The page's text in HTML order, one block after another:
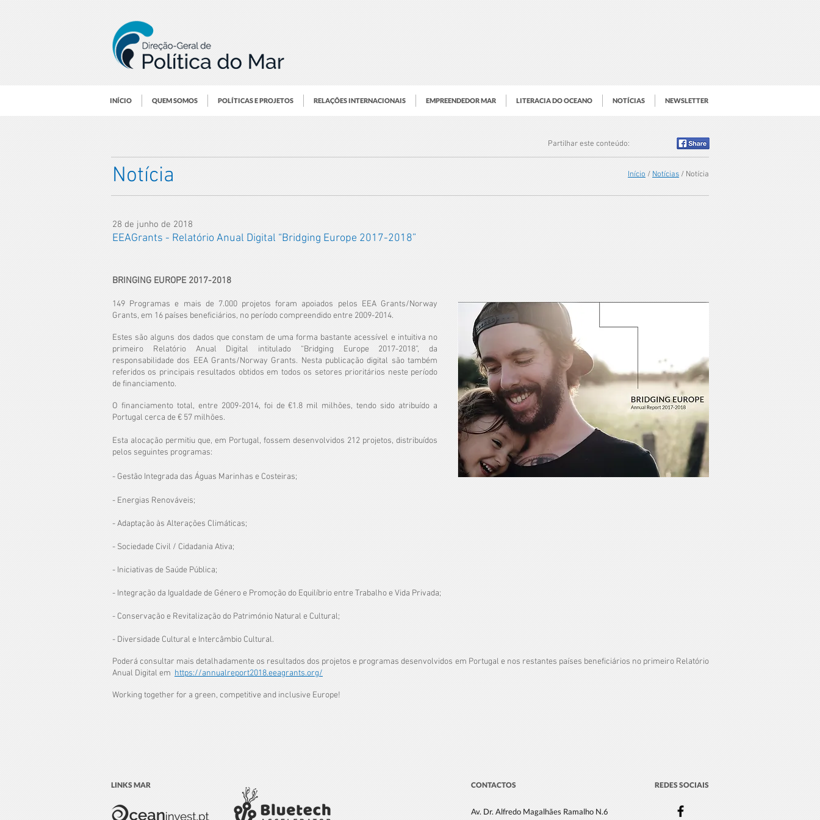
INÍCIO QUEM SOMOS POLÍTICAS E PROJETOS RELAÇÕES INTERNACIONAIS EMPREENDEDOR MAR LITERACIA DO OCEANO NOTÍCIAS NEWSLETTER
Notícia Início / Notícias / Notícia
28 de junho de 2018
EEAGrants - Relatório Anual Digital “Bridging Europe 2017-2018”
BRINGING EUROPE 2017-2018
149 Programas e mais de 7.000 projetos foram apoiados pelos EEA Grants/Norway
Grants, em 16 países beneficiários, no período compreendido entre 2009-2014.
Estes são alguns dos dados que constam de uma forma bastante acessível e intuitiva no
primeiro Relatório Anual Digital intitulado “Bridging Europe 2017-2018”, da
responsabilidade dos EEA Grants/Norway Grants. Nesta publicação digital são também
referidos os principais resultados obtidos em todos os setores prioritários neste período
de financiamento.
O financiamento total, entre 2009-2014, foi de €1.8 mil milhões, tendo sido atribuído a
Portugal cerca de € 57 milhões.
Esta alocação permitiu que, em Portugal, fossem desenvolvidos 212 projetos, distribuídos
pelos seguintes programas:
- Gestão Integrada das Águas Marinhas e Costeiras;
- Energias Renováveis;
- Adaptação às Alterações Climáticas;
- Sociedade Civil / Cidadania Ativa;
- Iniciativas de Saúde Pública;
- Integração da Igualdade de Género e Promoção do Equilíbrio entre Trabalho e Vida Privada;
- Conservação e Revitalização do Património Natural e Cultural;
- Diversidade Cultural e Intercâmbio Cultural.
Poderá consultar mais detalhadamente os resultados dos projetos e programas desenvolvidos em Portugal e nos restantes países beneficiários no primeiro Relatório
Anual Digital em https://annualreport2018.eeagrants.org/
Working together for a green, competitive and inclusive Europe!
Partilhar este conteúdo:
LINKS MAR CONTACTOS
Av. Dr. Alfredo Magalhães Ramalho N.6
REDES SOCIAIS